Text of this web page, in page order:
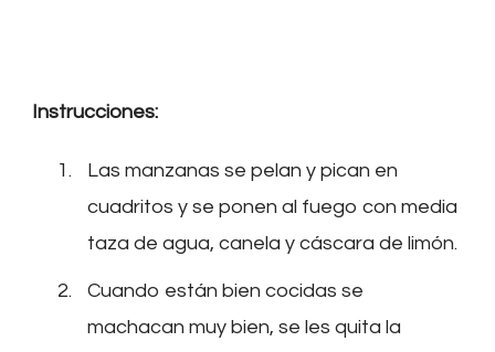
Instrucciones:
Las manzanas se pelan y pican en
cuadritos y se ponen al fuego con media
taza de agua, canela y cáscara de limón.
Cuando están bien cocidas se
machacan muy bien, se les quita la